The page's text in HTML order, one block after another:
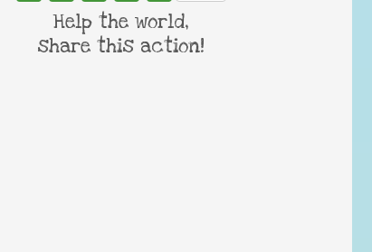
Help the world,
share this action!